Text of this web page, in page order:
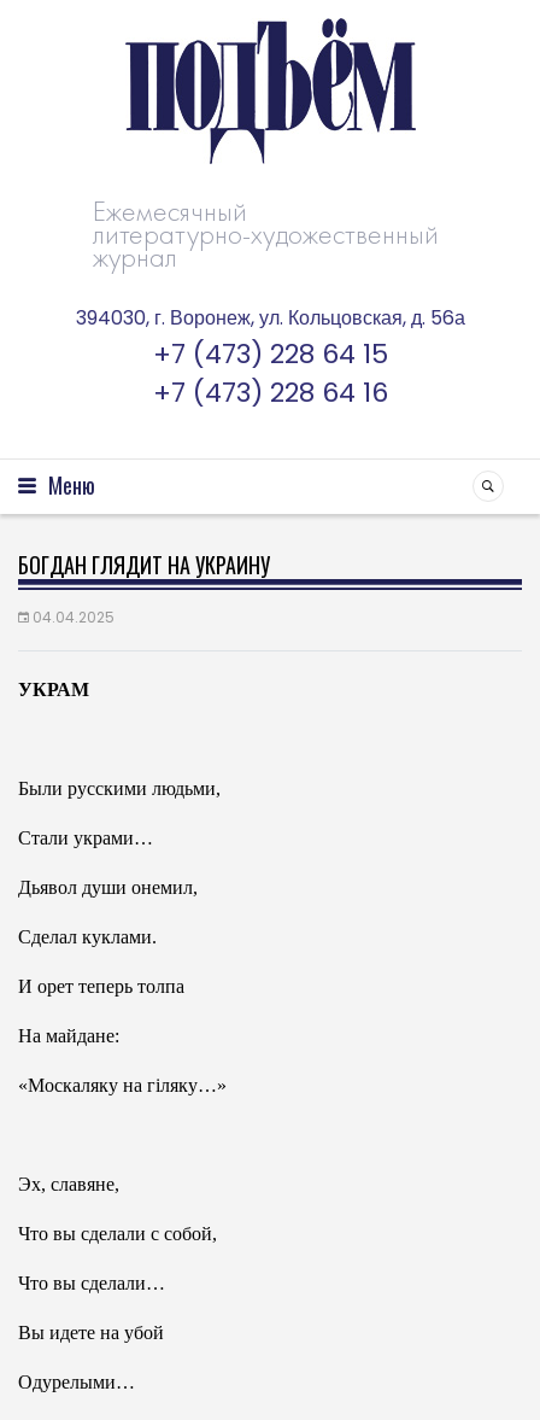
Ежемесячный
литературно-художественный
журнал
394030, г. Воронеж, ул. Кольцовская, д. 56а
+7 (473) 228 64 15
+7 (473) 228 64 16
Меню
БОГДАН ГЛЯДИТ НА УКРАИНУ
04.04.2025
УКРАМ
Были русскими людьми,
Стали украми…
Дьявол души онемил,
Сделал куклами.
И орет теперь толпа
На майдане:
«Москаляку на гiляку…»
Эх, славяне,
Что вы сделали с собой,
Что вы сделали…
Вы идете на убой
Одурелыми…